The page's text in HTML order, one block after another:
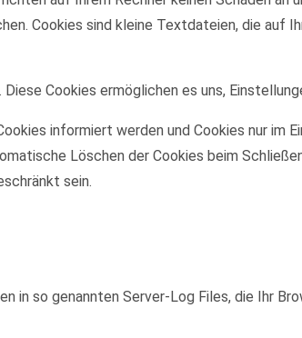
Cookies sind kleine Textdateien, die auf
Cookies ermöglichen es uns,
informiert werden und Cookies nur im
Löschen der Cookies beim
sein.
in so genannten Server-Log Files, die Ihr